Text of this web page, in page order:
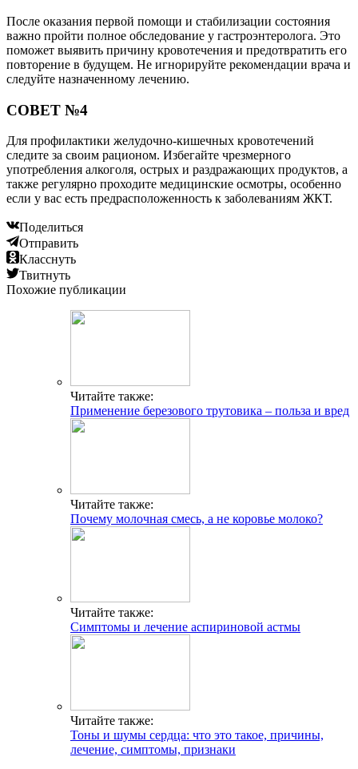
После оказания первой помощи и стабилизации состояния
важно пройти полное обследование у гастроэнтеролога. Это
поможет выявить причину кровотечения и предотвратить его
повторение в будущем. Не игнорируйте рекомендации врача и
следуйте назначенному лечению.
СОВЕТ №4
Для профилактики желудочно-кишечных кровотечений
следите за своим рационом. Избегайте чрезмерного
употребления алкоголя, острых и раздражающих продуктов, а
также регулярно проходите медицинские осмотры, особенно
если у вас есть предрасположенность к заболеваниям ЖКТ.
Поделиться
Отправить
Класснуть
Твитнуть
Похожие публикации
Читайте также:
Применение березового трутовика – польза и вред
Читайте также:
Почему молочная смесь, а не коровье молоко?
Читайте также:
Симптомы и лечение аспириновой астмы
Читайте также:
Тоны и шумы сердца: что это такое, причины,
лечение, симптомы, признаки